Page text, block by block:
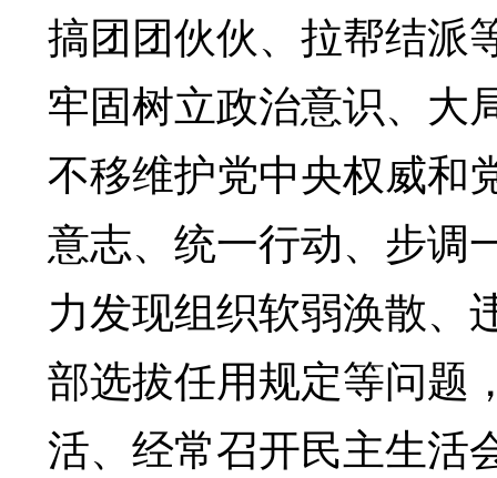
搞团团伙伙、拉帮结派
牢固树立政治意识、大
不移维护党中央权威和
意志、统一行动、步调
力发现组织软弱涣散、
部选拔任用规定等问题
活、经常召开民主生活